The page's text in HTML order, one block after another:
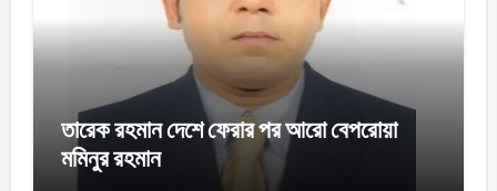
তারেক রহমান দেশে ফেরার পর আরো বেপরোয়া
মমিনুর রহমান